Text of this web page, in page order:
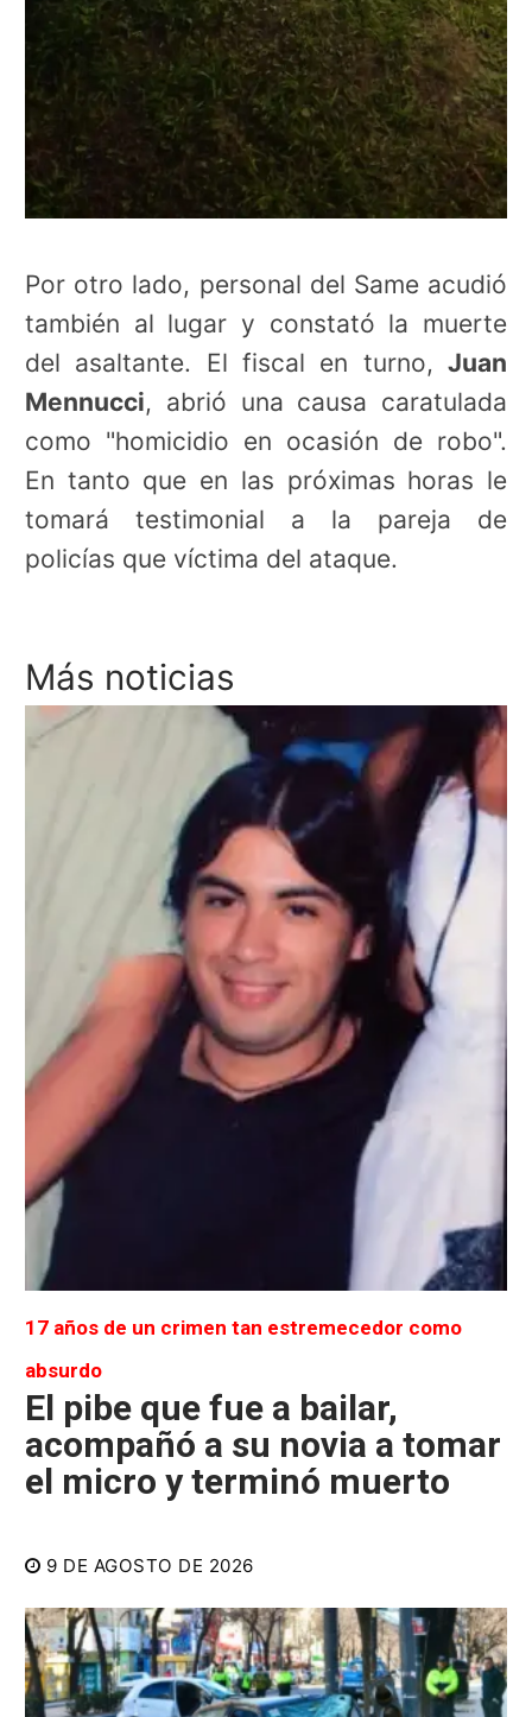
Por otro lado, personal del Same acudió
también al lugar y constató la muerte
del asaltante. El fiscal en turno, Juan
Mennucci, abrió una causa caratulada
como "homicidio en ocasión de robo".
En tanto que en las próximas horas le
tomará testimonial a la pareja de
policías que víctima del ataque.
Más noticias
17 años de un crimen tan estremecedor como
absurdo
El pibe que fue a bailar,
acompañó a su novia a tomar
el micro y terminó muerto
9 DE AGOSTO DE 2026